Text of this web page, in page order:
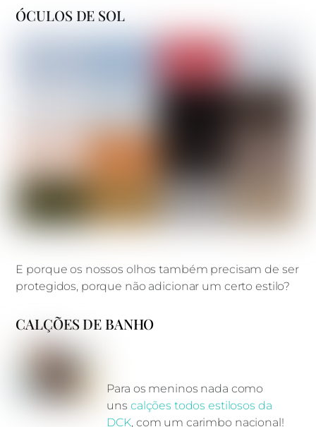
ÓCULOS DE SOL
E porque os nossos olhos também precisam de ser
protegidos, porque não adicionar um certo estilo?
CALÇÕES DE BANHO
Para os meninos nada como
uns calções todos estilosos da
DCK, com um carimbo nacional!